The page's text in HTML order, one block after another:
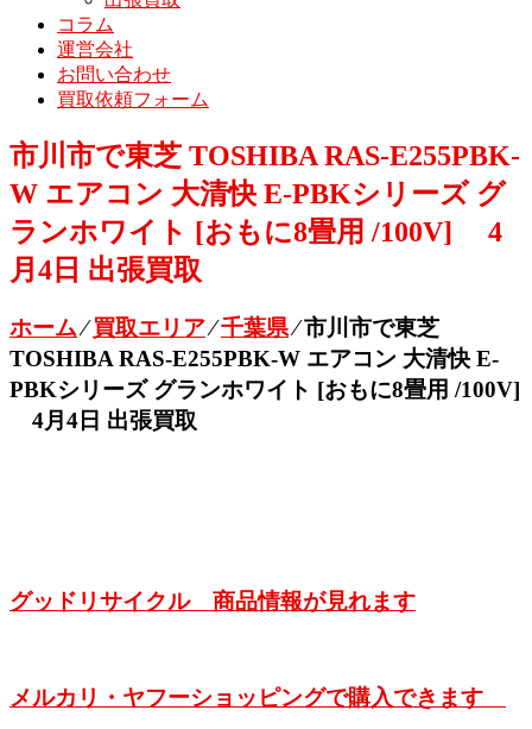
コラム
運営会社
お問い合わせ
買取依頼フォーム
市川市で東芝 TOSHIBA RAS-E255PBK-
W エアコン 大清快 E-PBKシリーズ グ
ランホワイト [おもに8畳用 /100V] 4
月4日 出張買取
ホーム⁄買取エリア⁄千葉県⁄市川市で東芝
TOSHIBA RAS-E255PBK-W エアコン 大清快 E-
PBKシリーズ グランホワイト [おもに8畳用 /100V]
4月4日 出張買取
グッドリサイクル 商品情報が見れます
メルカリ・ヤフーショッピングで購入できます